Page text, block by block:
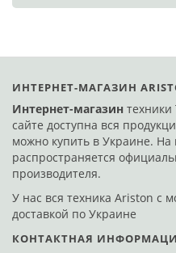
ИНТЕРНЕТ-МАГАЗИН
Интернет-магазин
сайте доступна вся
можно купить в Украине. На
распространяется
производителя.
У нас вся техника Ariston с
доставкой по Украине
КОНТАКТНАЯ